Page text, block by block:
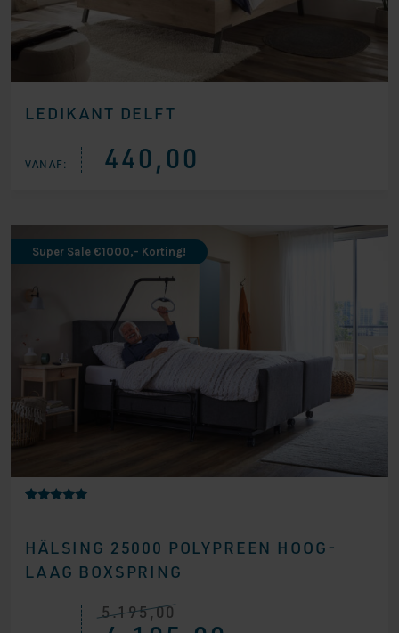
LEDIKANT DELFT
VANAF: 440,00
gebaseerd
op
klantbeoorde
ling
HÄLSING 25000 POLYPREEN HOOG-
LAAG BOXSPRING
Super Sale €1000,- Korting!
5.195,00
Oorspronkelijke
Huidige